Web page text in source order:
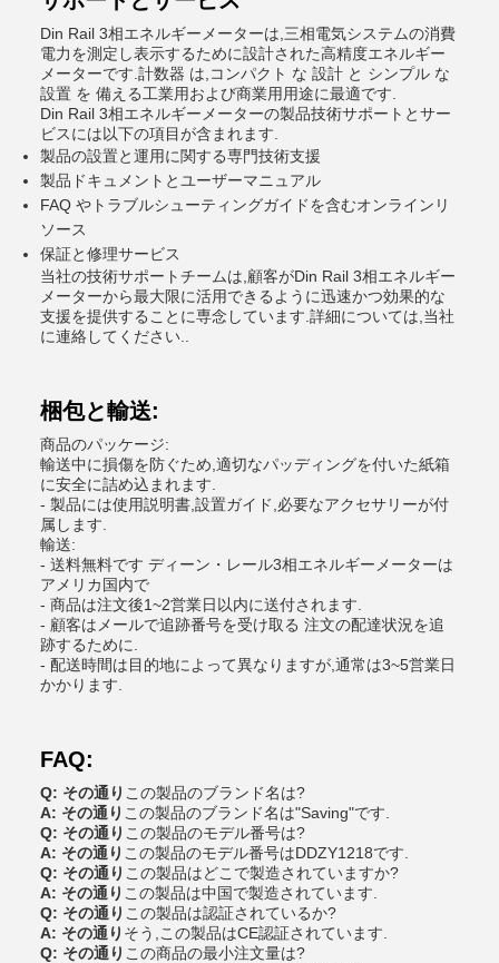
Din Rail 3相エネルギーメーターは,三相電気システムの消費
電力を測定し表示するために設計された高精度エネルギー
メーターです.計数器 は,コンパクト な 設計 と シンプル な
設置 を 備える工業用および商業用用途に最適です.
Din Rail 3相エネルギーメーターの製品技術サポートとサー
ビスには以下の項目が含まれます.
製品の設置と運用に関する専門技術支援
製品ドキュメントとユーザーマニュアル
FAQ やトラブルシューティングガイドを含むオンラインリ
ソース
保証と修理サービス
当社の技術サポートチームは,顧客がDin Rail 3相エネルギー
メーターから最大限に活用できるように迅速かつ効果的な
支援を提供することに専念しています.詳細については,当社
に連絡してください..
梱包と輸送:
商品のパッケージ:
輸送中に損傷を防ぐため,適切なパッディングを付いた紙箱
に安全に詰め込まれます.
- 製品には使用説明書,設置ガイド,必要なアクセサリーが付
属します.
輸送:
- 送料無料です ディーン・レール3相エネルギーメーターは
アメリカ国内で
- 商品は注文後1~2営業日以内に送付されます.
- 顧客はメールで追跡番号を受け取る 注文の配達状況を追
跡するために.
- 配送時間は目的地によって異なりますが,通常は3~5営業日
かかります.
FAQ:
Q: その通り この製品のブランド名は?
A: その通り この製品のブランド名は"Saving"です.
Q: その通り この製品のモデル番号は?
A: その通り この製品のモデル番号はDDZY1218です.
Q: その通り この製品はどこで製造されていますか?
A: その通り この製品は中国で製造されています.
Q: その通り この製品は認証されているか?
A: その通り そう,この製品はCE認証されています.
Q: その通り この商品の最小注文量は?